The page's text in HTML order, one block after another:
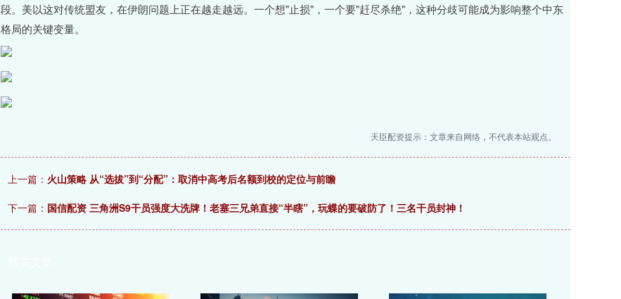
段。美以这对传统盟友，在伊朗问题上正在越走越远。一个想"止损"，一个要"赶尽杀绝"，这种分歧可能成为影响整个中东
格局的关键变量。
天臣配资提示：文章来自网络，不代表本站观点。
上一篇： 火山策略 从“选拔”到“分配”：取消中高考后名额到校的定位与前瞻
下一篇： 国信配资 三角洲S9干员强度大洗牌！老塞三兄弟直接“半瞎”，玩蝶的要破防了！三名干员封神！